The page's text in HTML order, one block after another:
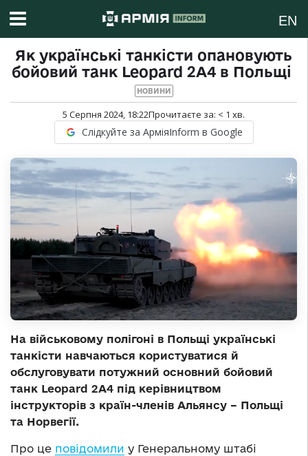
EN
Як українські танкісти опановують
бойовий танк Leopard 2A4 в Польщі
НОВИНИ
5 Серпня 2024, 18:22Прочитаєте за: < 1 хв.
Слідкуйте за АрміяInform в Google
На військовому полігоні в Польщі українські
танкісти навчаються користуватися й
обслуговувати потужний основний бойовий
танк Leopard 2A4 під керівництвом
інструкторів з країн-членів Альянсу – Польщі
та Норвегії.
Про це повідомили у Генеральному штабі